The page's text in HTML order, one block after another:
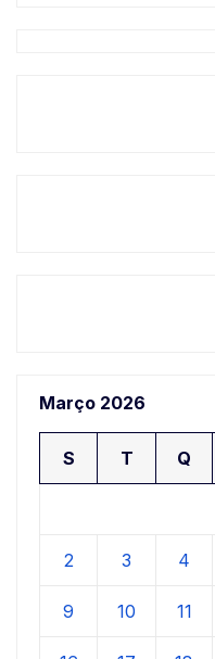
Março 2026
S T Q
2 3 4
9 10 11